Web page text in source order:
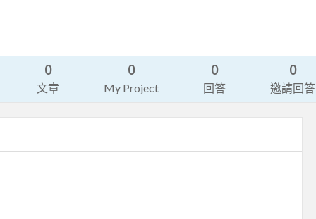
0
文章
0
My Project
0
回答
0
邀請回答